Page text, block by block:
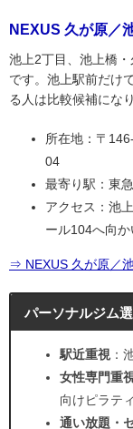
NEXUS 久が原／
池上2丁目、池上橋
です。池上駅前だけ
る人は比較候補にな
所在地：〒
04
最寄り駅：東
アクセス：池
ール104へ向か
⇒ NEXUS 久が原／
パーソナルジム
駅近重視 ：
女性専門重
向けピラテ
通い放題・